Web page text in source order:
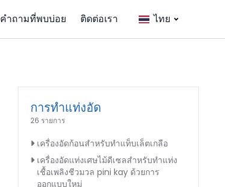
คำถามที่พบบ่อย ติดต่อเรา ไทย
การทำแท่งอัด
26 รายการ
เครื่องอัดก้อนสำหรับทำแท็บเล็ตเกลือ
เครื่องอัดแท่งเศษไม้ดีเซลสำหรับทำแท่ง
เชื้อเพลิงชีวมวล pini kay ด้วยการ
ออกแบบใหม่